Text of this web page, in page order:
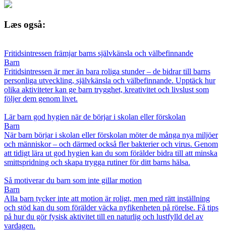
Læs også:
Fritidsintressen främjar barns självkänsla och välbefinnande
Barn
Fritidsintressen är mer än bara roliga stunder – de bidrar till barns
personliga utveckling, självkänsla och välbefinnande. Upptäck hur
olika aktiviteter kan ge barn trygghet, kreativitet och livslust som
följer dem genom livet.
Lär barn god hygien när de börjar i skolan eller förskolan
Barn
När barn börjar i skolan eller förskolan möter de många nya miljöer
och människor – och därmed också fler bakterier och virus. Genom
att tidigt lära ut god hygien kan du som förälder bidra till att minska
smittspridning och skapa trygga rutiner för ditt barns hälsa.
Så motiverar du barn som inte gillar motion
Barn
Alla barn tycker inte att motion är roligt, men med rätt inställning
och stöd kan du som förälder väcka nyfikenheten på rörelse. Få tips
på hur du gör fysisk aktivitet till en naturlig och lustfylld del av
vardagen.